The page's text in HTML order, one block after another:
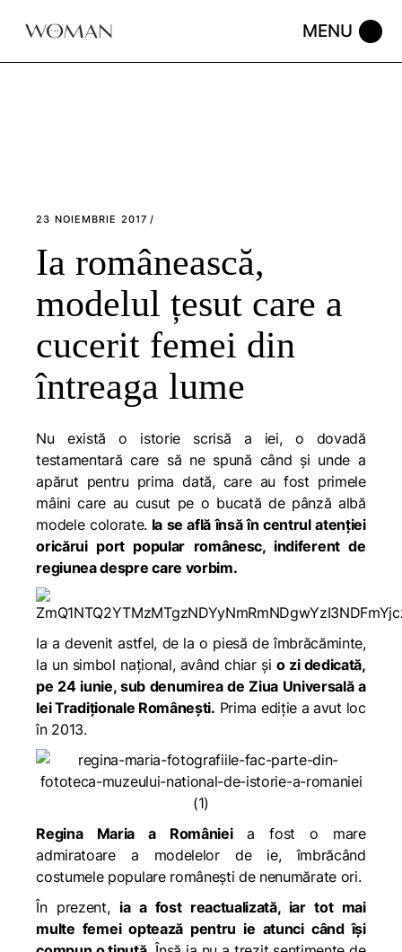
23 NOIEMBRIE 2017
Ia românească,
modelul țesut care a
cucerit femei din
întreaga lume
Nu există o istorie scrisă a iei, o dovadă
testamentară care să ne spună când și unde a
apărut pentru prima dată, care au fost primele
mâini care au cusut pe o bucată de pânză albă
modele colorate. Ia se află însă în centrul atenției
oricărui port popular românesc, indiferent de
regiunea despre care vorbim.
Ia a devenit astfel, de la o piesă de îmbrăcăminte,
la un simbol național, având chiar și o zi dedicată,
pe 24 iunie, sub denumirea de Ziua Universală a
Iei Tradiționale Românești. Prima ediție a avut loc
în 2013.
Regina Maria a Românieia fost o mare
admiratoare a modelelor de ie, îmbrăcând
costumele populare românești de nenumărate ori.
În prezent, ia a fost reactualizată, iar tot mai
multe femei optează pentru ie atunci când își